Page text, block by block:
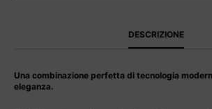
DESCRIZIONE
Una combinazione perfetta di tecnologia
eleganza.